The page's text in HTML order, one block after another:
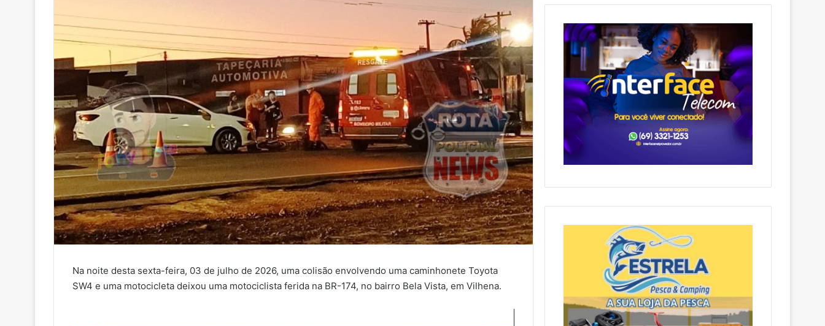
Na noite desta sexta-feira, 03 de julho de 2026, uma colisão envolvendo uma caminhonete Toyota
SW4 e uma motocicleta deixou uma motociclista ferida na BR-174, no bairro Bela Vista, em Vilhena.